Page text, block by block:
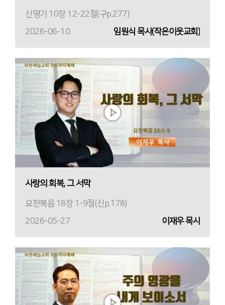
신명기 10장 12-22절(구p.277)
2026-06-10
임원식 목사(작은이웃교회)
사랑의 회복, 그 서막
요한복음 18장 1-9절(신p.178)
2026-05-27
이재우 목사